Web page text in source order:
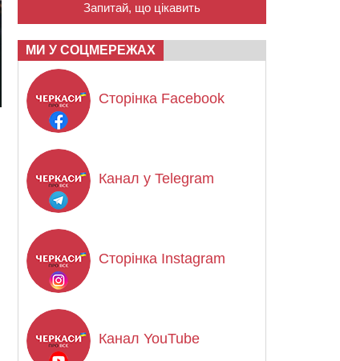
Запитай, що цікавить
МИ У СОЦМЕРЕЖАХ
Сторінка Facebook
Канал у Telegram
Сторінка Instagram
Канал YouTube